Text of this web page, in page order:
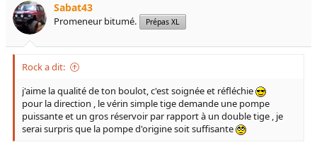
Sabat43
Promeneur bitumé. Prépas XL
Rock a dit:
j'aime la qualité de ton boulot, c'est soignée et réfléchie
pour la direction , le vérin simple tige demande une pompe
puissante et un gros réservoir par rapport à un double tige , je
serai surpris que la pompe d'origine soit suffisante